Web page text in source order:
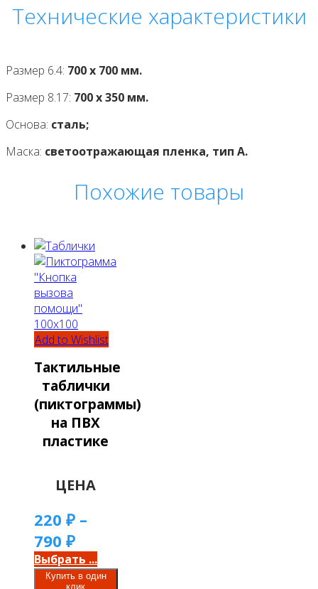
Технические характеристики
Размер 6.4: 700 х 700 мм.
Размер 8.17: 700 х 350 мм.
Основа: сталь;
Маска: светоотражающая пленка, тип А.
Похожие товары
Add to Wishlist
Тактильные
таблички
(пиктограммы)
на ПВХ
пластике
ЦЕНА
220 ₽ –
790 ₽
Выбрать ...
Купить в один
клик